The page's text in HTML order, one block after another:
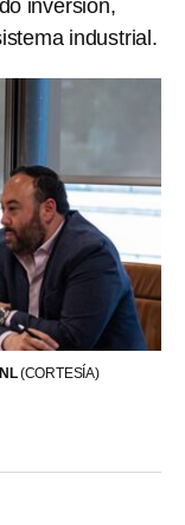
inversión,
industrial.
(CORTESÍA)